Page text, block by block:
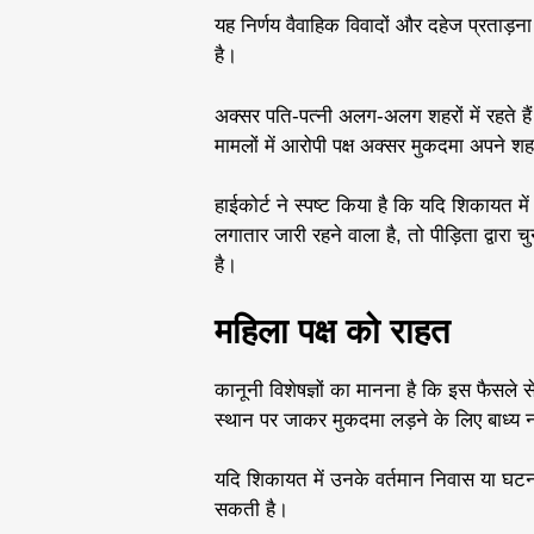
यह निर्णय वैवाहिक विवादों और दहेज
है।
अक्सर पति-पत्नी अलग-अलग शहरों में रहते
मामलों में आरोपी पक्ष अक्सर मुकदमा अपने
हाईकोर्ट ने स्पष्ट किया है कि यदि
लगातार जारी रहने वाला है, तो पीड़िता
है।
महिला पक्ष को राहत
कानूनी विशेषज्ञों का मानना है कि इस फैसले
स्थान पर जाकर मुकदमा लड़ने के लिए बाध्य
यदि शिकायत में उनके वर्तमान निवास या
सकती है।